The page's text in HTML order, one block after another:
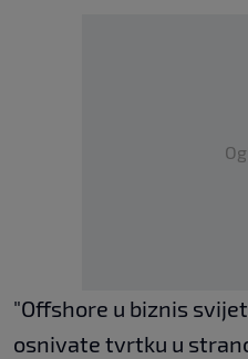
"Offshore u biznis
osnivate tvrtku u